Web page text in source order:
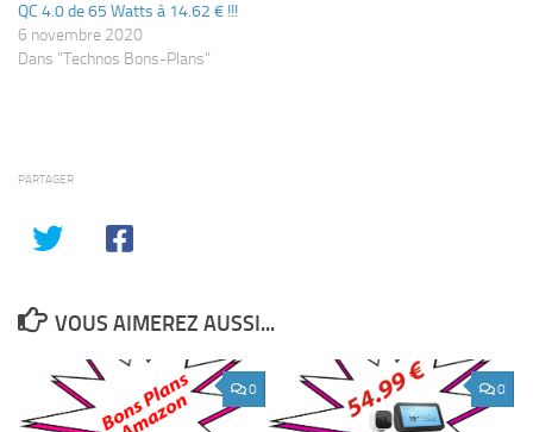
QC 4.0 de 65 Watts à 14.62 € !!!
6 novembre 2020
Dans "Technos Bons-Plans"
PARTAGER
VOUS AIMEREZ AUSSI...
0 0